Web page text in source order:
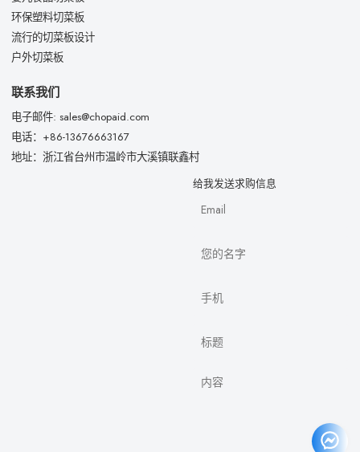
环保塑料切菜板
流行的切菜板设计
户外切菜板
联系我们
电子邮件: sales@chopaid.com
电话：+86-13676663167
地址：浙江省台州市温岭市大溪镇联鑫村
给我发送求购信息